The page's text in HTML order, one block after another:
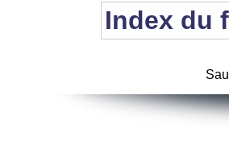
Index du